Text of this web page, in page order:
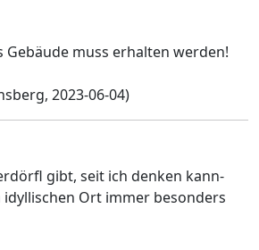
Gebäude muss erhalten werden!
2023-06-04)
gibt, seit ich denken kann-
idyllischen Ort immer besonders